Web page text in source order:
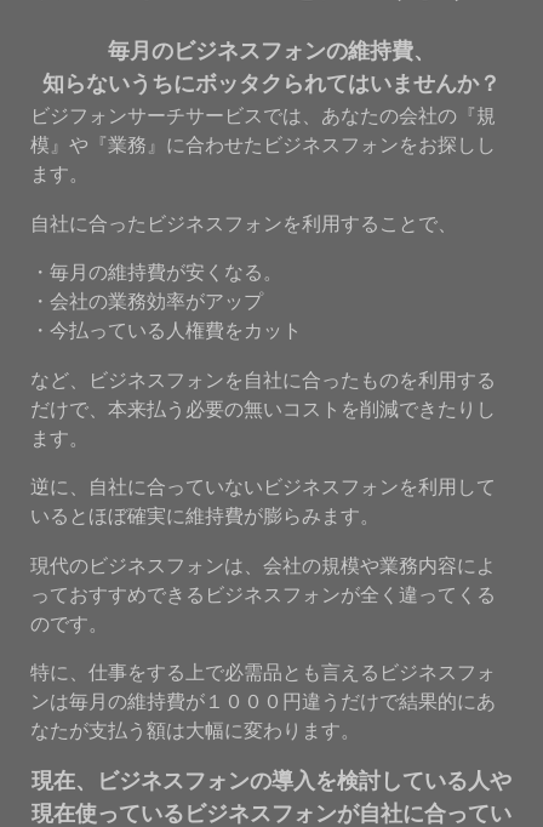
毎月のビジネスフォンの維持費、
知らないうちにボッタクられてはいませんか？
ビジフォンサーチサービスでは、あなたの会社の『規
模』や『業務』に合わせたビジネスフォンをお探しし
ます。
自社に合ったビジネスフォンを利用することで、
・毎月の維持費が安くなる。
・会社の業務効率がアップ
・今払っている人権費をカット
など、ビジネスフォンを自社に合ったものを利用する
だけで、本来払う必要の無いコストを削減できたりし
ます。
逆に、自社に合っていないビジネスフォンを利用して
いるとほぼ確実に維持費が膨らみます。
現代のビジネスフォンは、会社の規模や業務内容によ
っておすすめできるビジネスフォンが全く違ってくる
のです。
特に、仕事をする上で必需品とも言えるビジネスフォ
ンは毎月の維持費が１０００円違うだけで結果的にあ
なたが支払う額は大幅に変わります。
現在、ビジネスフォンの導入を検討している人や
現在使っているビジネスフォンが自社に合ってい